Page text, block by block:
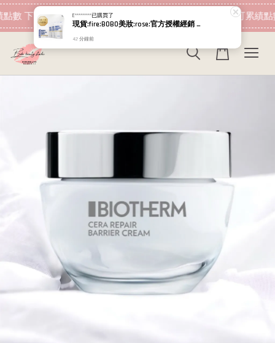
數 下筆消費即可折抵 現在去購物！ 加入會員 消費即可累績點
E*********已購買了
現貨:fire:BOBO美妝:rose:官方授權經銷 日本NIPPI 日本製100%純膠原蛋白胜肽白金版 1盒3袋(附5g湯匙) 易吸收
42 分鐘前